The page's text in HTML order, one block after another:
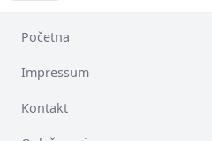
Početna
Impressum
Kontakt